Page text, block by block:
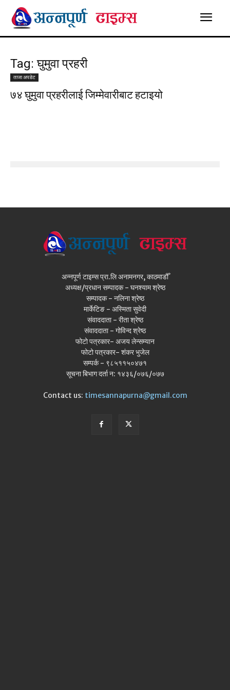
Tag: घुमुवा प्रहरी
ताजा अपडेट
७४ घुमुवा प्रहरीलाई जिम्मेवारीबाट हटाइयो
अन्नपूर्ण टाइम्स प्रा.लि अनामनगर, काठमाडौँ
अध्यक्ष/प्रधान सम्पादक - घनश्याम श्रेष्ठ
सम्पादक - नलिना श्रेष्ठ
मार्केटिङ - अस्मिता सुवेदी
संवाददाता - रीता श्रेष्ठ
संवाददाता - गोविन्द श्रेष्ठ
फोटो पत्रकार- अजय लेन्सम्यान
फोटो पत्रकार- शंकर भुजेल
सम्पर्क - ९८५११५०४७१
सूचना बिभाग दर्ता न: १४३६/०७६/०७७
Contact us: timesannapurna@gmail.com